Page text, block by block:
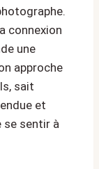
connexion
une
approche
sait
et
se sentir à